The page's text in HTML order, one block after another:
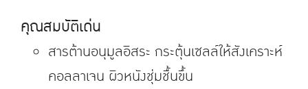
คุณสมบัติเด่น
สารต้านอนุมูลอิสระ กระตุ้นเซลล์ให้สังเคราะห์
คอลลาเจน ผิวหนังชุ่มชื้นขึ้น